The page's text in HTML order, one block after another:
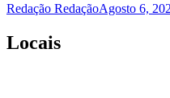
Redação RedaçãoAgosto 6,
Locais